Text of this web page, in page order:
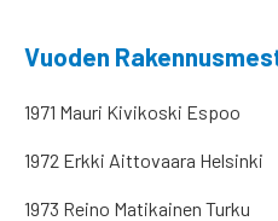
Vuoden
1971 Mauri Kivikoski Espoo
1972 Erkki Aittovaara Helsinki
1973 Reino Matikainen Turku